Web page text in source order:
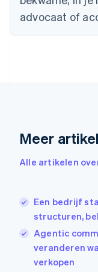
advocaat of
Meer
Alle artikelen
Een bedrijf
structuren,
Agentic
veranderen
verkopen
Duitsland
DeutschEnglish
English
English
English
Ierland
English
English
Italië
ItalianoEnglish